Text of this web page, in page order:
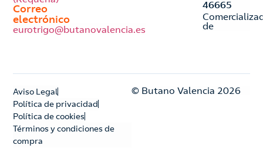
Correo
electrónico
eurotrigo@butanovalencia.es
46665
de
Aviso Legal
Política de privacidad
Política de cookies
Términos y condiciones de
compra
© Butano Valencia 2026